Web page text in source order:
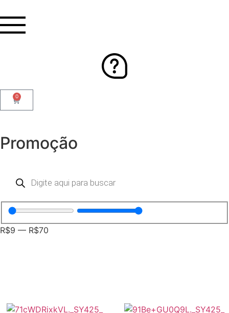
0
Promoção
R$9 — R$70